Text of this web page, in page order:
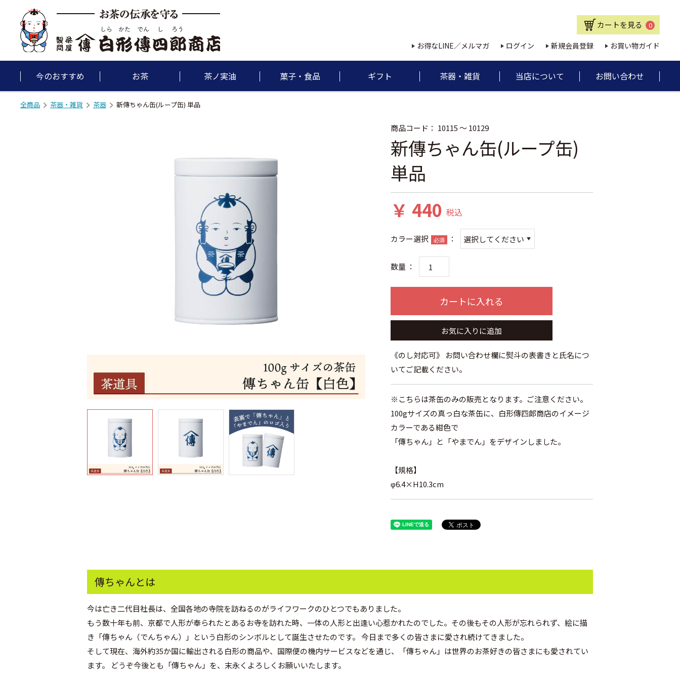
カートを見る 0
お得なLINE／メルマガ ログイン 新規会員登録 お買い物ガイド
今のおすすめ お茶 茶ノ実油 菓子・食品 ギフト 茶器・雑貨 当店について お問い合わせ
全商品 茶器・雑貨 茶器 新傳ちゃん缶(ループ缶) 単品
商品コード： 10115 ～ 10129
新傳ちゃん缶(ループ缶)
単品
￥ 440 税込
カラー選択 必須 ：
数量 ：
カートに入れる
お気に入りに追加
《のし対応可》 お問い合わせ欄に熨斗の表書きと氏名につ
いてご記載ください。
※こちらは茶缶のみの販売となります。ご注意ください。
100gサイズの真っ白な茶缶に、白形傳四郎商店のイメージ
カラーである紺色で
「傳ちゃん」と「やまでん」をデザインしました。
【規格】
φ6.4×H10.3cm
傳ちゃんとは
今は亡き二代目社長は、全国各地の寺院を訪ねるのがライフワークのひとつでもありました。
もう数十年も前、京都で人形が奉られたとあるお寺を訪れた時、一体の人形と出逢い心惹かれたのでした。その後もその人形が忘れられず、絵に描
き「傳ちゃん（でんちゃん）」という白形のシンボルとして誕生させたのです。 今日まで多くの皆さまに愛され続けてきました。
そして現在、海外約35か国に輸出される白形の商品や、国際便の機内サービスなどを通じ、「傳ちゃん」は世界のお茶好きの皆さまにも愛されてい
ます。 どうぞ今後とも「傳ちゃん」を、末永くよろしくお願いいたします。